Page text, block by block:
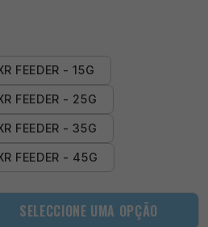
FEEDER - 15G
FEEDER - 25G
FEEDER - 35G
FEEDER - 45G
SELECCIONE UMA OPÇÃO